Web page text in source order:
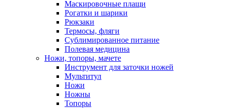
Маскировочные плащи
Рогатки и шарики
Рюкзаки
Термосы, фляги
Сублимированное питание
Полевая медицина
Ножи, топоры, мачете
Инструмент для заточки ножей
Мультитул
Ножи
Ножны
Топоры